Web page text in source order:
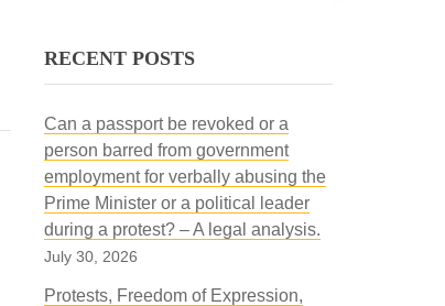
RECENT POSTS
Can a passport be revoked or a
person barred from government
employment for verbally abusing the
Prime Minister or a political leader
during a protest? – A legal analysis.
July 30, 2026
Protests, Freedom of Expression,